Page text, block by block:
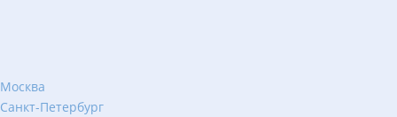
Москва
Санкт-Петербург